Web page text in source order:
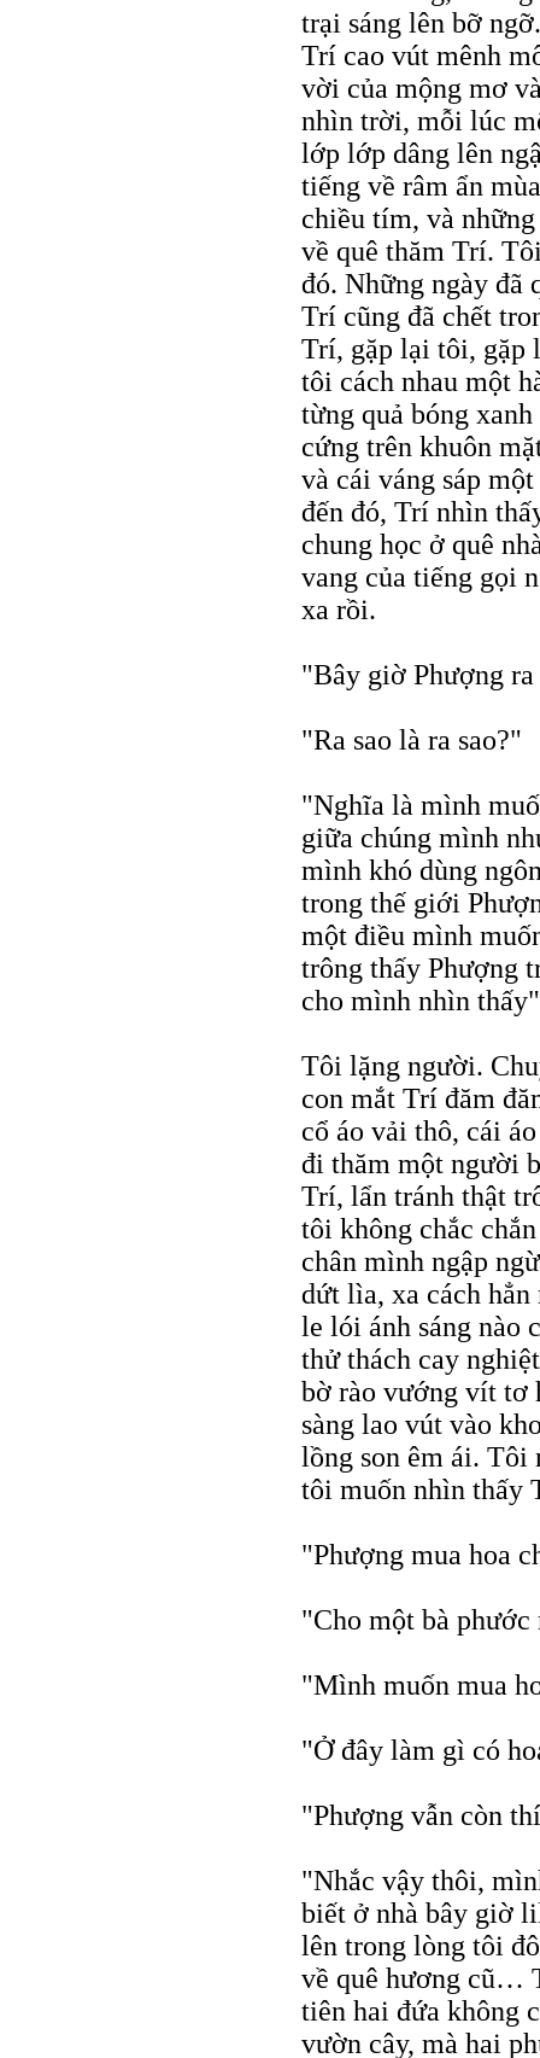
trại sáng lên bỡ
Trí cao vút mênh
vời của mộng mơ
nhìn trời, mỗi lúc
lớp lớp dâng lên
tiếng về râm ẩn
chiều tím, và
về quê thăm Trí.
đó. Những ngày đã
Trí cũng đã chết
Trí, gặp lại tôi, gặp
tôi cách nhau một
từng quả bóng
cứng trên khuôn
và cái váng sáp
đến đó, Trí nhìn
chung học ở quê
vang của tiếng gọi
xa rồi.
"Bây giờ Phượng
"Ra sao là ra sao?"
"Nghĩa là mình
giữa chúng mình
mình khó dùng
trong thế giới
một điều mình
trông thấy Phượng
cho mình nhìn
Tôi lặng người.
con mắt Trí đăm
cổ áo vải thô, cái
đi thăm một người
Trí, lẩn tránh thật
tôi không chắc
chân mình ngập
dứt lìa, xa cách
le lói ánh sáng nào
thử thách cay
bờ rào vướng vít tơ
sàng lao vút vào
lồng son êm ái.
tôi muốn nhìn thấy
"Phượng mua hoa
"Cho một bà
"Mình muốn mua
"Ở đây làm gì có
"Phượng vẫn còn
"Nhắc vậy thôi,
biết ở nhà bây giờ
lên trong lòng tôi
về quê hương cũ…
tiên hai đứa không
vườn cây, mà hai